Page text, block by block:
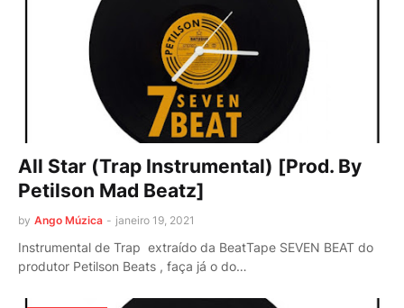
All Star (Trap Instrumental) [Prod. By
Petilson Mad Beatz]
by Ango Múzica - janeiro 19, 2021
Instrumental de Trap extraído da BeatTape SEVEN BEAT do
produtor Petilson Beats , faça já o do…